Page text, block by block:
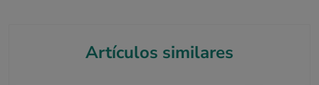
Artículos similares